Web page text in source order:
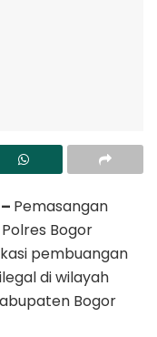
Pemasangan
Bogor
pembuangan
di wilayah
Bogor